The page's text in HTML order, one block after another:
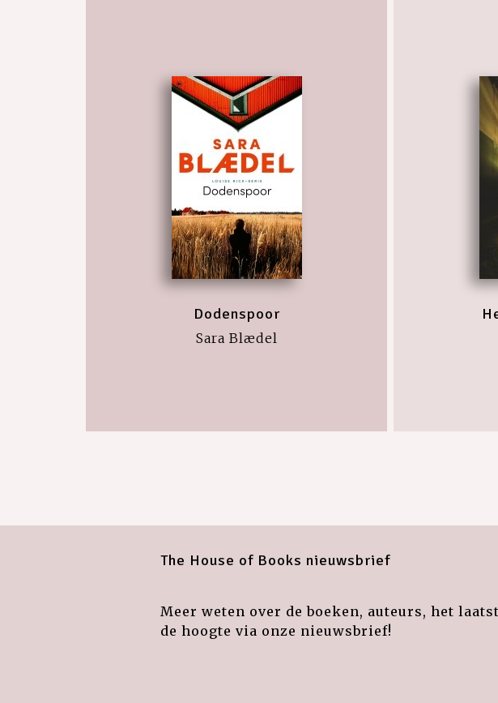
Dodenspoor
Sara Blædel
The House of Books nieuwsbrief
Meer weten over de boeken, auteurs, het
de hoogte via onze nieuwsbrief!